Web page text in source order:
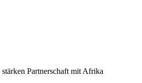
Partnerschaft mit Afrika